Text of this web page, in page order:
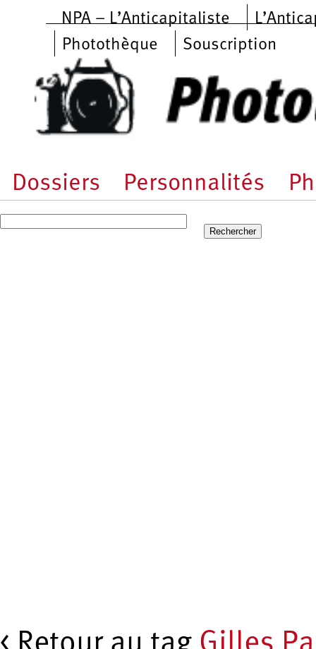
Aller au contenu principal
NPA – L’Anticapitaliste
Photothèque
Souscription
Dossiers Personnalités